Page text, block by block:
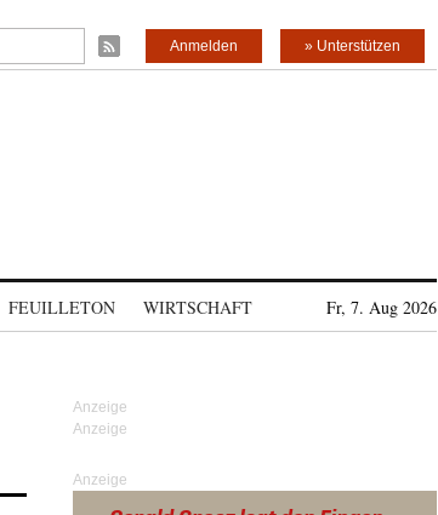
» Unterstützen
Anmelden
FEUILLETON WIRTSCHAFT Fr, 7. Aug 2026
Anzeige